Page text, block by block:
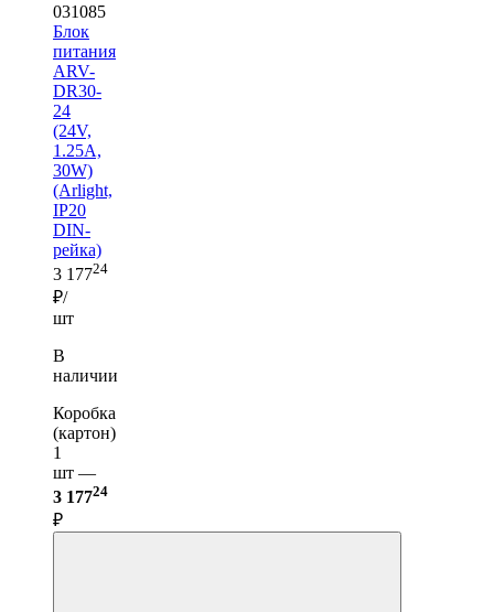
031085
Блок
питания
ARV-
DR30-
24
(24V,
1.25A,
30W)
(Arlight,
IP20
DIN-
рейка)
3 17724
₽/
шт
В
наличии
Коробка
(картон)
1
шт —
3 17724
₽